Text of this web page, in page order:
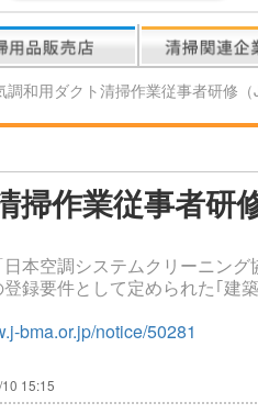
調和用ダクト清掃作業従事者研修
掃作業従事者研
本空調システムクリーニン
録要件として定められた｢建
bma.or.jp/notice/50281
15:15